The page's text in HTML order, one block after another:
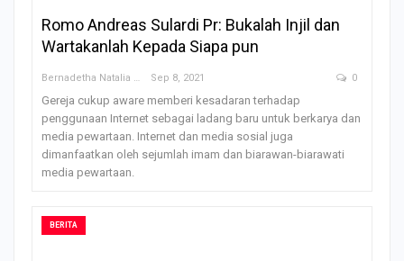
Romo Andreas Sulardi Pr: Bukalah Injil dan
Wartakanlah Kepada Siapa pun
Bernadetha Natalia Saklil Sep 8, 2021 0
Gereja cukup aware memberi kesadaran terhadap
penggunaan Internet sebagai ladang baru untuk berkarya dan
media pewartaan. Internet dan media sosial juga
dimanfaatkan oleh sejumlah imam dan biarawan-biarawati
media pewartaan.
BERITA